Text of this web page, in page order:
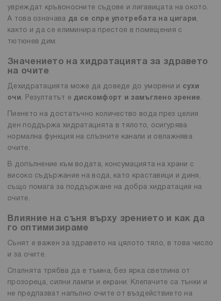
увреждат кръвоносните съдове и лигавицата на окото.
А това означава да се спре употребата на цигари,
както и да се елиминира престоя в помещения с
тютюнев дим.
Значението на хидратацията за здравето
на очите
Дехидратацията може да доведе до уморени и сухи
очи. Резултатът е дискомфорт и замъглено зрение.
Пиенето на достатъчно количество вода през целия
ден поддържа хидратацията в тялото, осигурява
нормална функция на слъзните канали и овлажнява
очите.
В допълнение към водата, консумацията на храни с
високо съдържание на вода, като краставици и диня,
също помага за поддържане на добра хидратация на
очите.
Влияние на съня върху зрението и как да
го оптимизираме
Сънят е важен за здравето на цялото тяло, в това число
и за очите.
Спалнята трябва да е тъмна, без ярка светлина от
прозореца, силни лампи и екрани. Клепачите са тънки и
не предпазват напълно очите от въздействието на